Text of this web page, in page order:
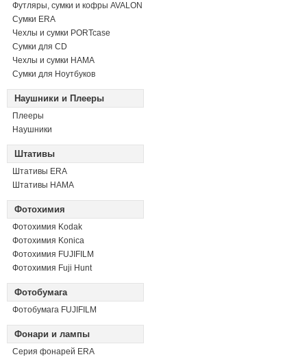
Футляры, сумки и кофры AVALON
Сумки ERA
Чехлы и сумки PORTcase
Сумки для CD
Чехлы и сумки HAMA
Сумки для Ноутбуков
Наушники и Плееры
Плееры
Наушники
Штативы
Штативы ERA
Штативы HAMA
Фотохимия
Фотохимия Kodak
Фотохимия Konica
Фотохимия FUJIFILM
Фотохимия Fuji Hunt
Фотобумага
Фотобумага FUJIFILM
Фонари и лампы
Серия фонарей ERA